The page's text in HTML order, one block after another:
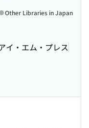
イ・エム・プレス
Other Libraries in Japan